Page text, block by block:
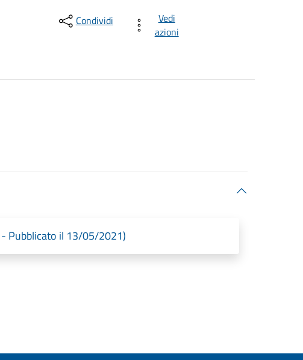
Condividi
Vedi
azioni
Pubblicato il 13/05/2021)